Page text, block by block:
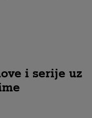
i serije uz